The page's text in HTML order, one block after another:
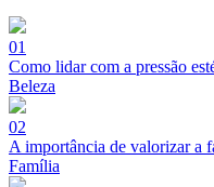
01
Como lidar com a pressão
Beleza
02
A importância de valorizar a
Família